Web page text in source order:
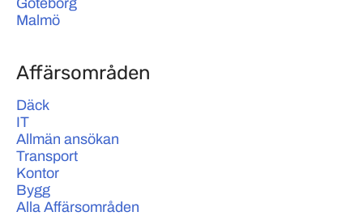
Göteborg
Malmö
Affärsområden
Däck
IT
Allmän ansökan
Transport
Kontor
Bygg
Alla Affärsområden